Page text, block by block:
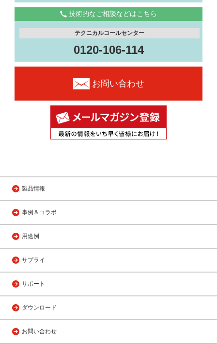
技術的なご相談などはこちら
テクニカルコールセンター
0120-106-114
お問い合わせ
製品情報
事例＆コラボ
用途例
サプライ
サポート
ダウンロード
お問い合わせ